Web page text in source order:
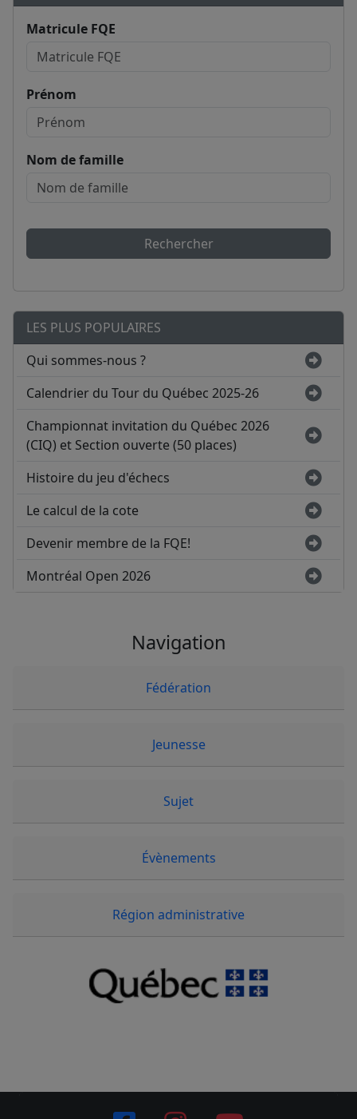
Matricule FQE
Prénom
Nom de famille
Rechercher
LES PLUS POPULAIRES
Qui sommes-nous ?
Calendrier du Tour du Québec 2025-26
Championnat invitation du Québec 2026
(CIQ) et Section ouverte (50 places)
Histoire du jeu d'échecs
Le calcul de la cote
Devenir membre de la FQE!
Montréal Open 2026
Navigation
Fédération
Jeunesse
Sujet
Évènements
Région administrative